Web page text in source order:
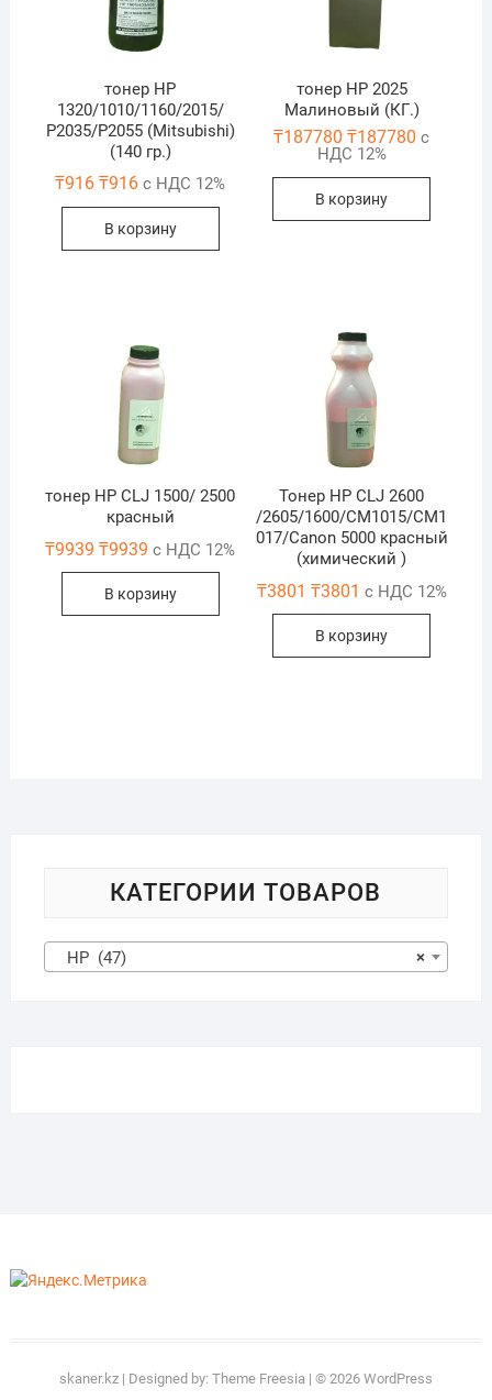
тонер HP
1320/1010/1160/2015/
Р2035/Р2055 (Mitsubishi)
(140 гр.)
₸916 ₸916 с НДС 12%
В корзину
тонер HP 2025
Малиновый (КГ.)
₸187780 ₸187780 с
НДС 12%
В корзину
тонер HP CLJ 1500/ 2500
красный
₸9939 ₸9939 с НДС 12%
В корзину
Тонер HP CLJ 2600
/2605/1600/CM1015/CM1
017/Canon 5000 красный
(химический )
₸3801 ₸3801 с НДС 12%
В корзину
КАТЕГОРИИ ТОВАРОВ
×
HP (47)
skaner.kz| Designed by: Theme Freesia| © 2026 WordPress